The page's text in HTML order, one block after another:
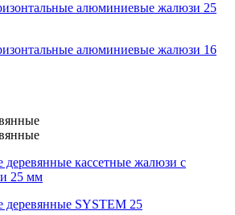
алюминиевые жалюзи 25
алюминиевые жалюзи 16
деревянные кассетные жалюзи с
25 мм
деревянные SYSTEM 25